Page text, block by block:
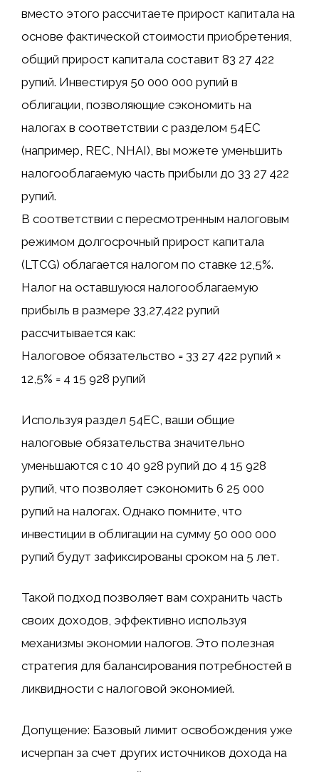
вместо этого рассчитаете прирост капитала на
основе фактической стоимости приобретения,
общий прирост капитала составит 83 27 422
рупий. Инвестируя 50 000 000 рупий в
облигации, позволяющие сэкономить на
налогах в соответствии с разделом 54EC
(например, REC, NHAI), вы можете уменьшить
налогооблагаемую часть прибыли до 33 27 422
рупий.
В соответствии с пересмотренным налоговым
режимом долгосрочный прирост капитала
(LTCG) облагается налогом по ставке 12,5%.
Налог на оставшуюся налогооблагаемую
прибыль в размере 33,27,422 рупий
рассчитывается как:
Налоговое обязательство = 33 27 422 рупий ×
12,5% = 4 15 928 рупий
Используя раздел 54EC, ваши общие
налоговые обязательства значительно
уменьшаются с 10 40 928 рупий до 4 15 928
рупий, что позволяет сэкономить 6 25 000
рупий на налогах. Однако помните, что
инвестиции в облигации на сумму 50 000 000
рупий будут зафиксированы сроком на 5 лет.
Такой подход позволяет вам сохранить часть
своих доходов, эффективно используя
механизмы экономии налогов. Это полезная
стратегия для балансирования потребностей в
ликвидности с налоговой экономией.
Допущение: Базовый лимит освобождения уже
исчерпан за счет других источников дохода на